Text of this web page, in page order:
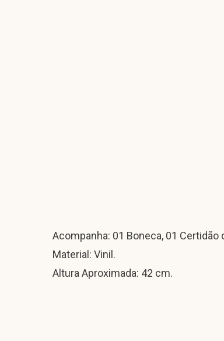
Acompanha: 01 Boneca, 01
Material: Vinil.
Altura Aproximada: 42 cm.